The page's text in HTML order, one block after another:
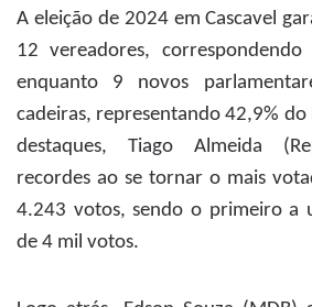
A eleição de 2024 em Cascavel
12 vereadores,
enquanto 9 novos
cadeiras, representando 42,9% do
destaques, Tiago Almeida
recordes ao se tornar o mais
4.243 votos, sendo o primeiro a
de 4 mil votos.